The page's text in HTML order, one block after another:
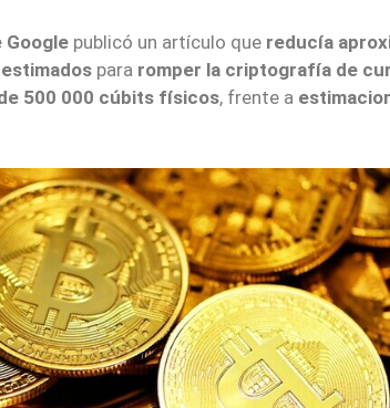
Google publicó un artículo que reducía
para romper la criptografía de
500 000 cúbits físicos, frente a